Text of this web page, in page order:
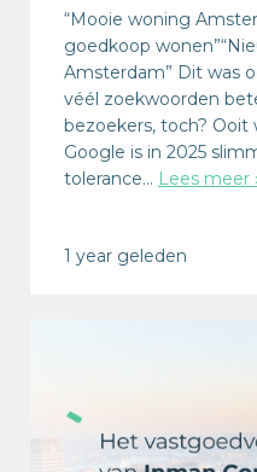
“Mooie woning
goedkoop
Amsterdam” Dit was
véél zoekwoorden
bezoekers, toch? Ooit
Google is in 2025
tolerance… Lees meer
1 year geleden